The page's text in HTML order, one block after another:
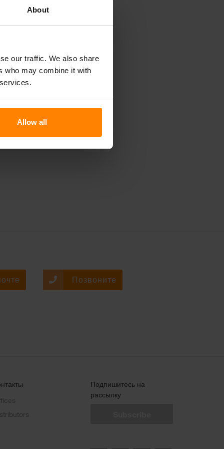
About
our traffic. We also share
who may combine it with
Allow all
Позвоните
Подпишитесь на
рассылку